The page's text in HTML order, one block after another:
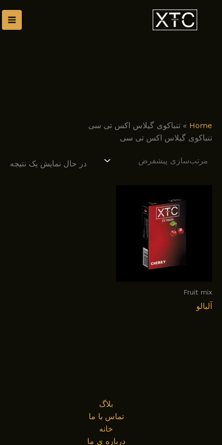
Home
»تنباکوی گیلاس اکس تی سی
تنباکوی گیلاس اکس تی سی
در حال نمایش یک نتیجه
Fruit mix
آلبالو
بلاگ
تماس با ما
خانه
درباره ی ما